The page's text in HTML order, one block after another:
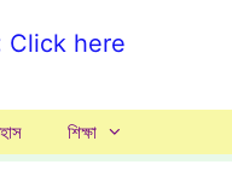
Click here
শিক্ষা